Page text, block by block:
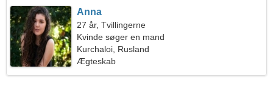
Anna
27 år, Tvillingerne
Kvinde søger en mand
Kurchaloi, Rusland
Ægteskab